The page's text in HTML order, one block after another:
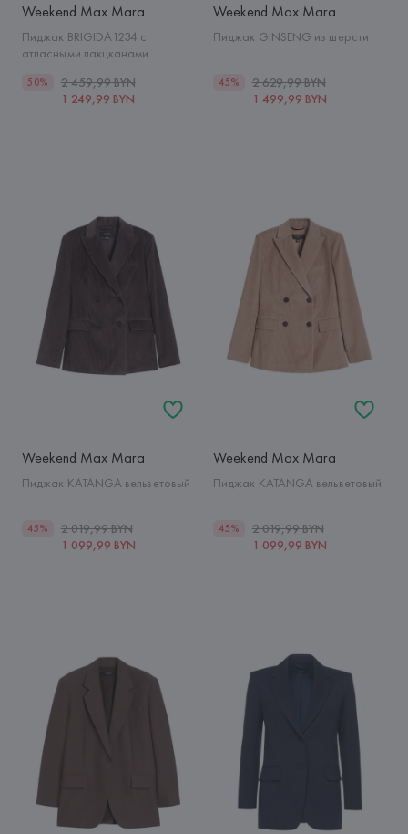
Weekend Max Mara
Пиджак BRIGIDA1234 с
атласными лакцканами
50%
2 459,99 BYN
1 249,99 BYN
Weekend Max Mara
Пиджак GINSENG из шерсти
45%
2 629,99 BYN
1 499,99 BYN
Weekend Max Mara
Пиджак KATANGA вельветовый
45%
2 019,99 BYN
1 099,99 BYN
Weekend Max Mara
Пиджак KATANGA вельветовый
45%
2 019,99 BYN
1 099,99 BYN